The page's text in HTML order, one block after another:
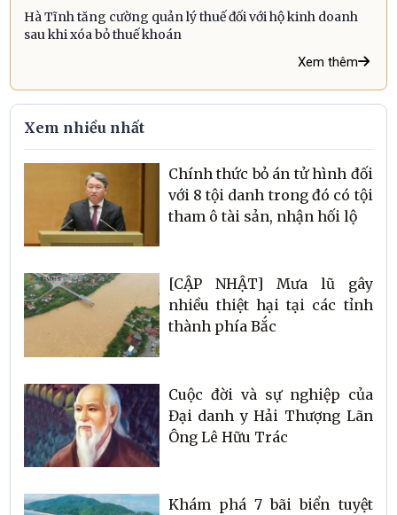
Hà Tĩnh tăng cường quản lý thuế đối với hộ kinh doanh
sau khi xóa bỏ thuế khoán
Xem thêm
Xem nhiều nhất
Chính thức bỏ án tử hình đối
với 8 tội danh trong đó có tội
tham ô tài sản, nhận hối lộ
[CẬP NHẬT] Mưa lũ gây
nhiều thiệt hại tại các tỉnh
thành phía Bắc
Cuộc đời và sự nghiệp của
Đại danh y Hải Thượng Lãn
Ông Lê Hữu Trác
Khám phá 7 bãi biển tuyệt